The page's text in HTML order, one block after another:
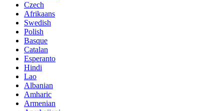
Czech
Afrikaans
Swedish
Polish
Basque
Catalan
Esperanto
Hindi
Lao
Albanian
Amharic
Armenian